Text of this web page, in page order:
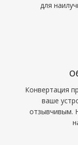
для
Конвертация
ваше
отзывчивым.